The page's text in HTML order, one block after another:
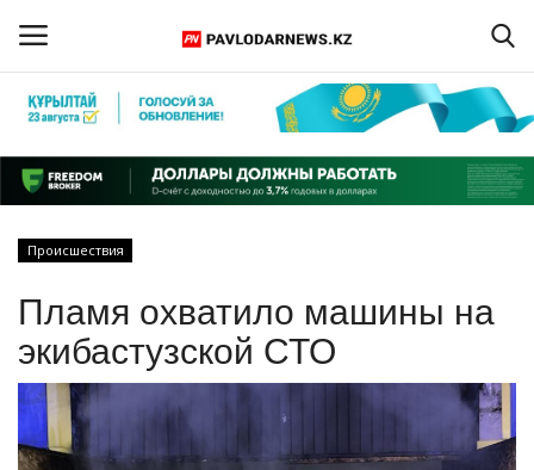
Регистрация
Главная
ПАВЛОДАРСКАЯ ОБЛАСТЬ
КАЗАХСТАН
МИР
Происшествия
Пламя охватило машины на
экибастузской СТО